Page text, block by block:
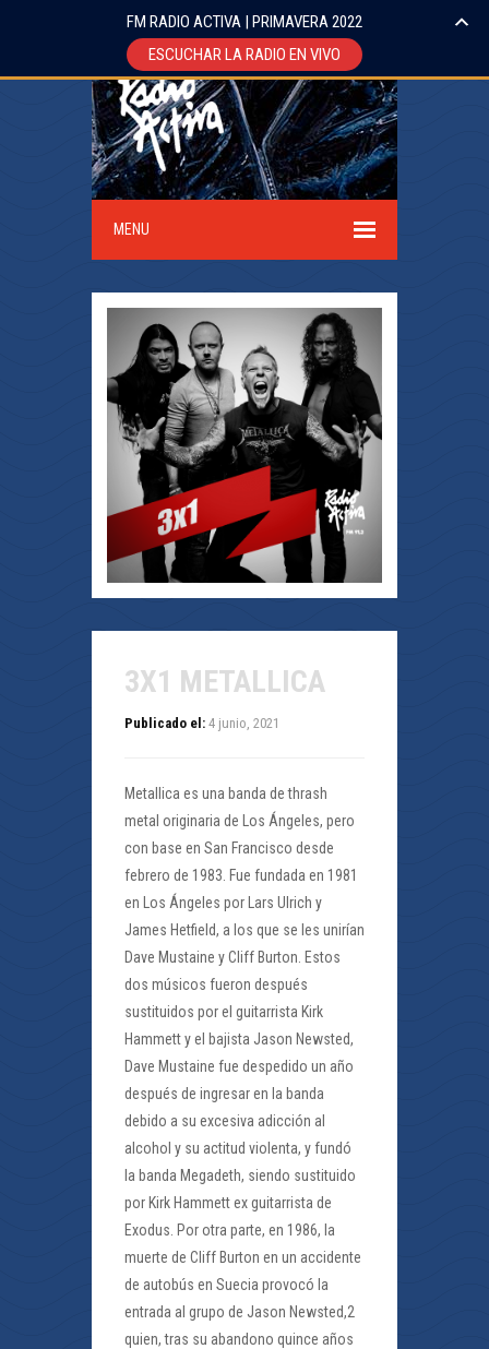
MENU
3X1 METALLICA
Publicado el: 4 junio, 2021
Metallica es una banda de thrash
metal originaria de Los Ángeles, pero
con base en San Francisco desde
febrero de 1983. Fue fundada en 1981
en Los Ángeles por Lars Ulrich y
James Hetfield, a los que se les unirían
Dave Mustaine y Cliff Burton. Estos
dos músicos fueron después
sustituidos por el guitarrista Kirk
Hammett y el bajista Jason Newsted,
Dave Mustaine fue despedido un año
después de ingresar en la banda
debido a su excesiva adicción al
alcohol y su actitud violenta, y fundó
la banda Megadeth, siendo sustituido
por Kirk Hammett ex guitarrista de
Exodus. Por otra parte, en 1986, la
muerte de Cliff Burton en un accidente
de autobús en Suecia provocó la
entrada al grupo de Jason Newsted,2
quien, tras su abandono quince años
FM RADIO ACTIVA | PRIMAVERA 2022
ESCUCHAR LA RADIO EN VIVO